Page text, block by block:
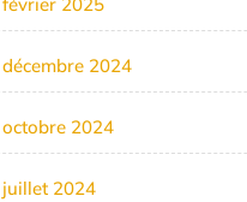
décembre 2024
octobre 2024
juillet 2024